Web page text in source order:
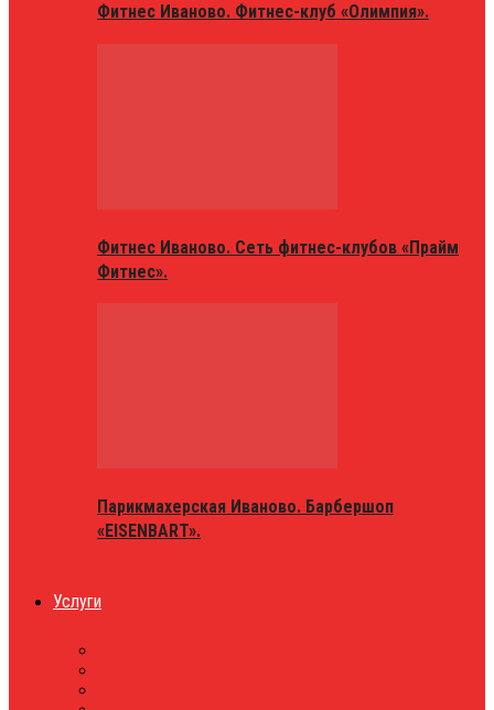
Фитнес Иваново. Фитнес-клуб «Олимпия».
Фитнес Иваново. Сеть фитнес-клубов «Прайм
Фитнес».
Парикмахерская Иваново. Барбершоп
«EISENBART».
Услуги